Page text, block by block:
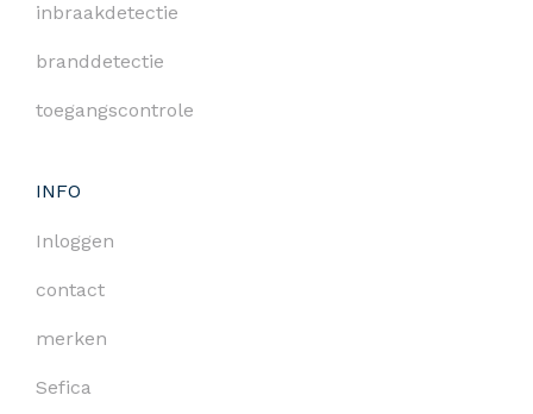
inbraakdetectie
branddetectie
toegangscontrole
INFO
Inloggen
contact
merken
Sefica